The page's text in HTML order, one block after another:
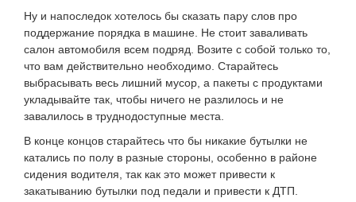
Ну и напоследок хотелось бы сказать пару слов про
поддержание порядка в машине. Не стоит заваливать
салон автомобиля всем подряд. Возите с собой только то,
что вам действительно необходимо. Старайтесь
выбрасывать весь лишний мусор, а пакеты с продуктами
укладывайте так, чтобы ничего не разлилось и не
завалилось в труднодоступные места.
В конце концов старайтесь что бы никакие бутылки не
катались по полу в разные стороны, особенно в районе
сидения водителя, так как это может привести к
закатыванию бутылки под педали и привести к ДТП.